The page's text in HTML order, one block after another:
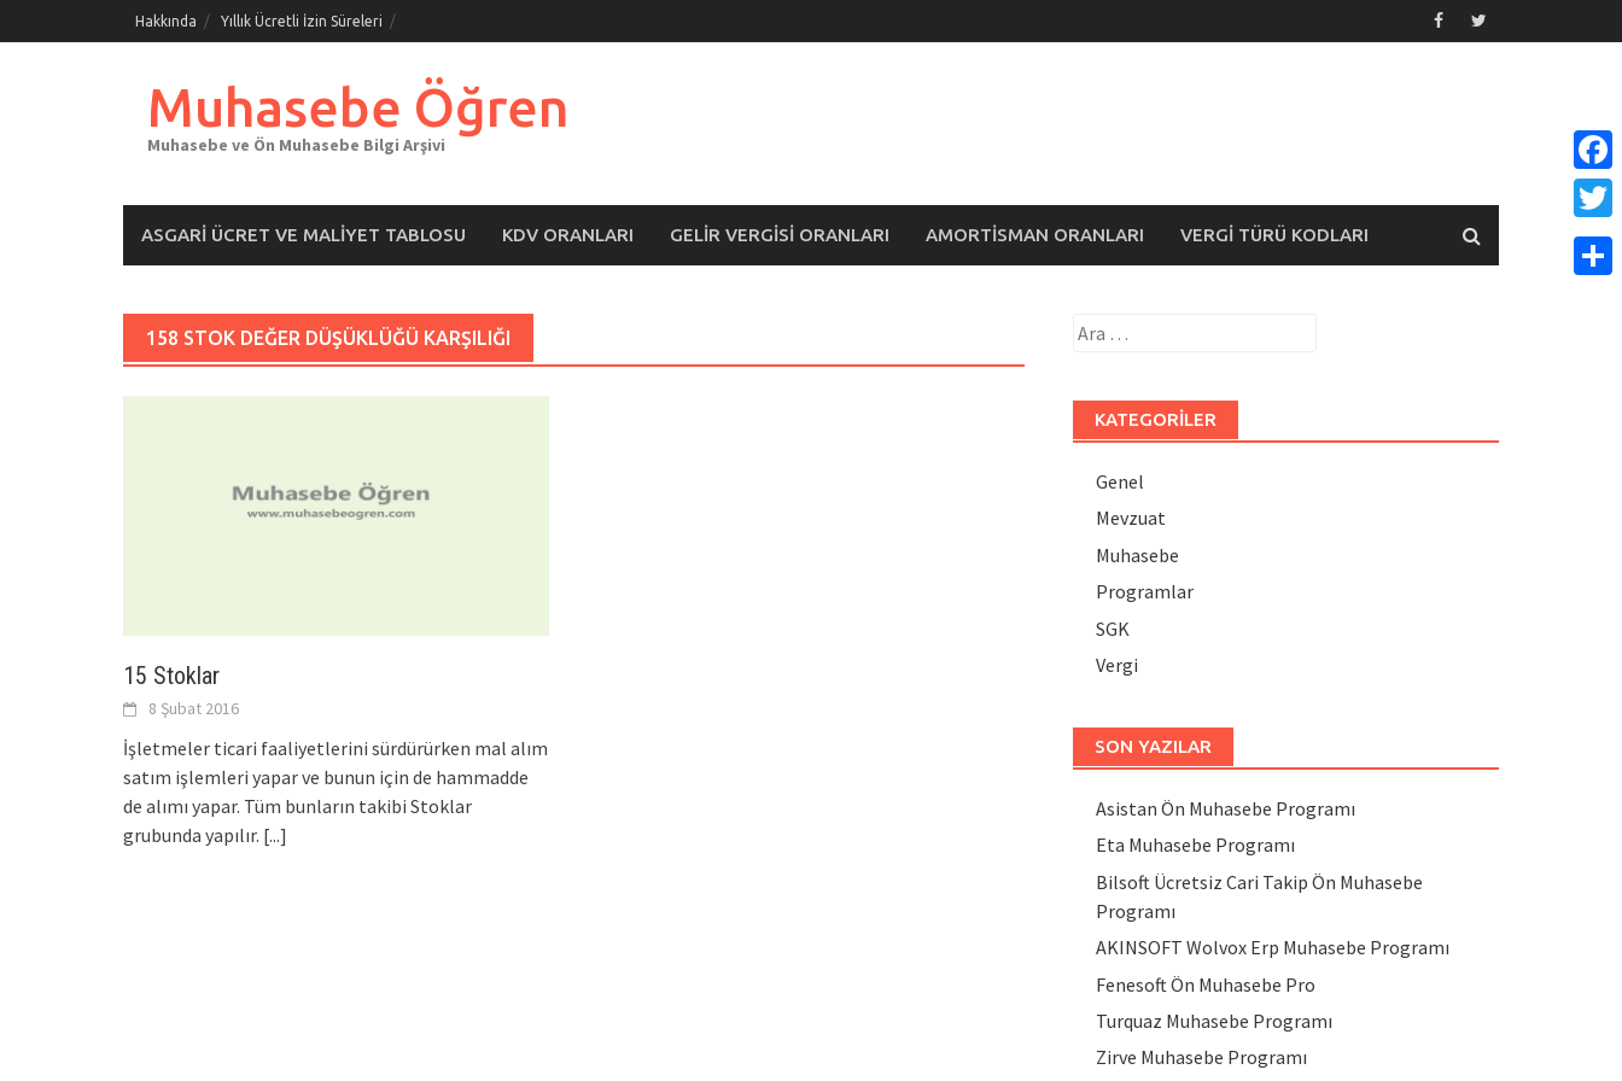
to
Hakkında Yıllık Ücretli İzin Süreleri
Muhasebe Öğren
Muhasebe ve Ön Muhasebe Bilgi Arşivi
ASGARI ÜCRET VE MALIYET TABLOSU KDV ORANLARI GELIR VERGISI ORANLARI AMORTISMAN ORANLARI VERGI TÜRÜ KODLARI
158 STOK DEĞER DÜŞÜKLÜĞÜ KARŞILIĞI
15 Stoklar
8 Şubat 2016
İşletmeler ticari faaliyetlerini sürdürürken mal alım
satım işlemleri yapar ve bunun için de hammadde
de alımı yapar. Tüm bunların takibi Stoklar
grubunda yapılır. [...]
Arama:
KATEGORILER
Genel
Mevzuat
Muhasebe
Programlar
SGK
Vergi
SON YAZILAR
Asistan Ön Muhasebe Programı
Eta Muhasebe Programı
Bilsoft Ücretsiz Cari Takip Ön Muhasebe
Programı
AKINSOFT Wolvox Erp Muhasebe Programı
Fenesoft Ön Muhasebe Pro
Turquaz Muhasebe Programı
Zirve Muhasebe Programı